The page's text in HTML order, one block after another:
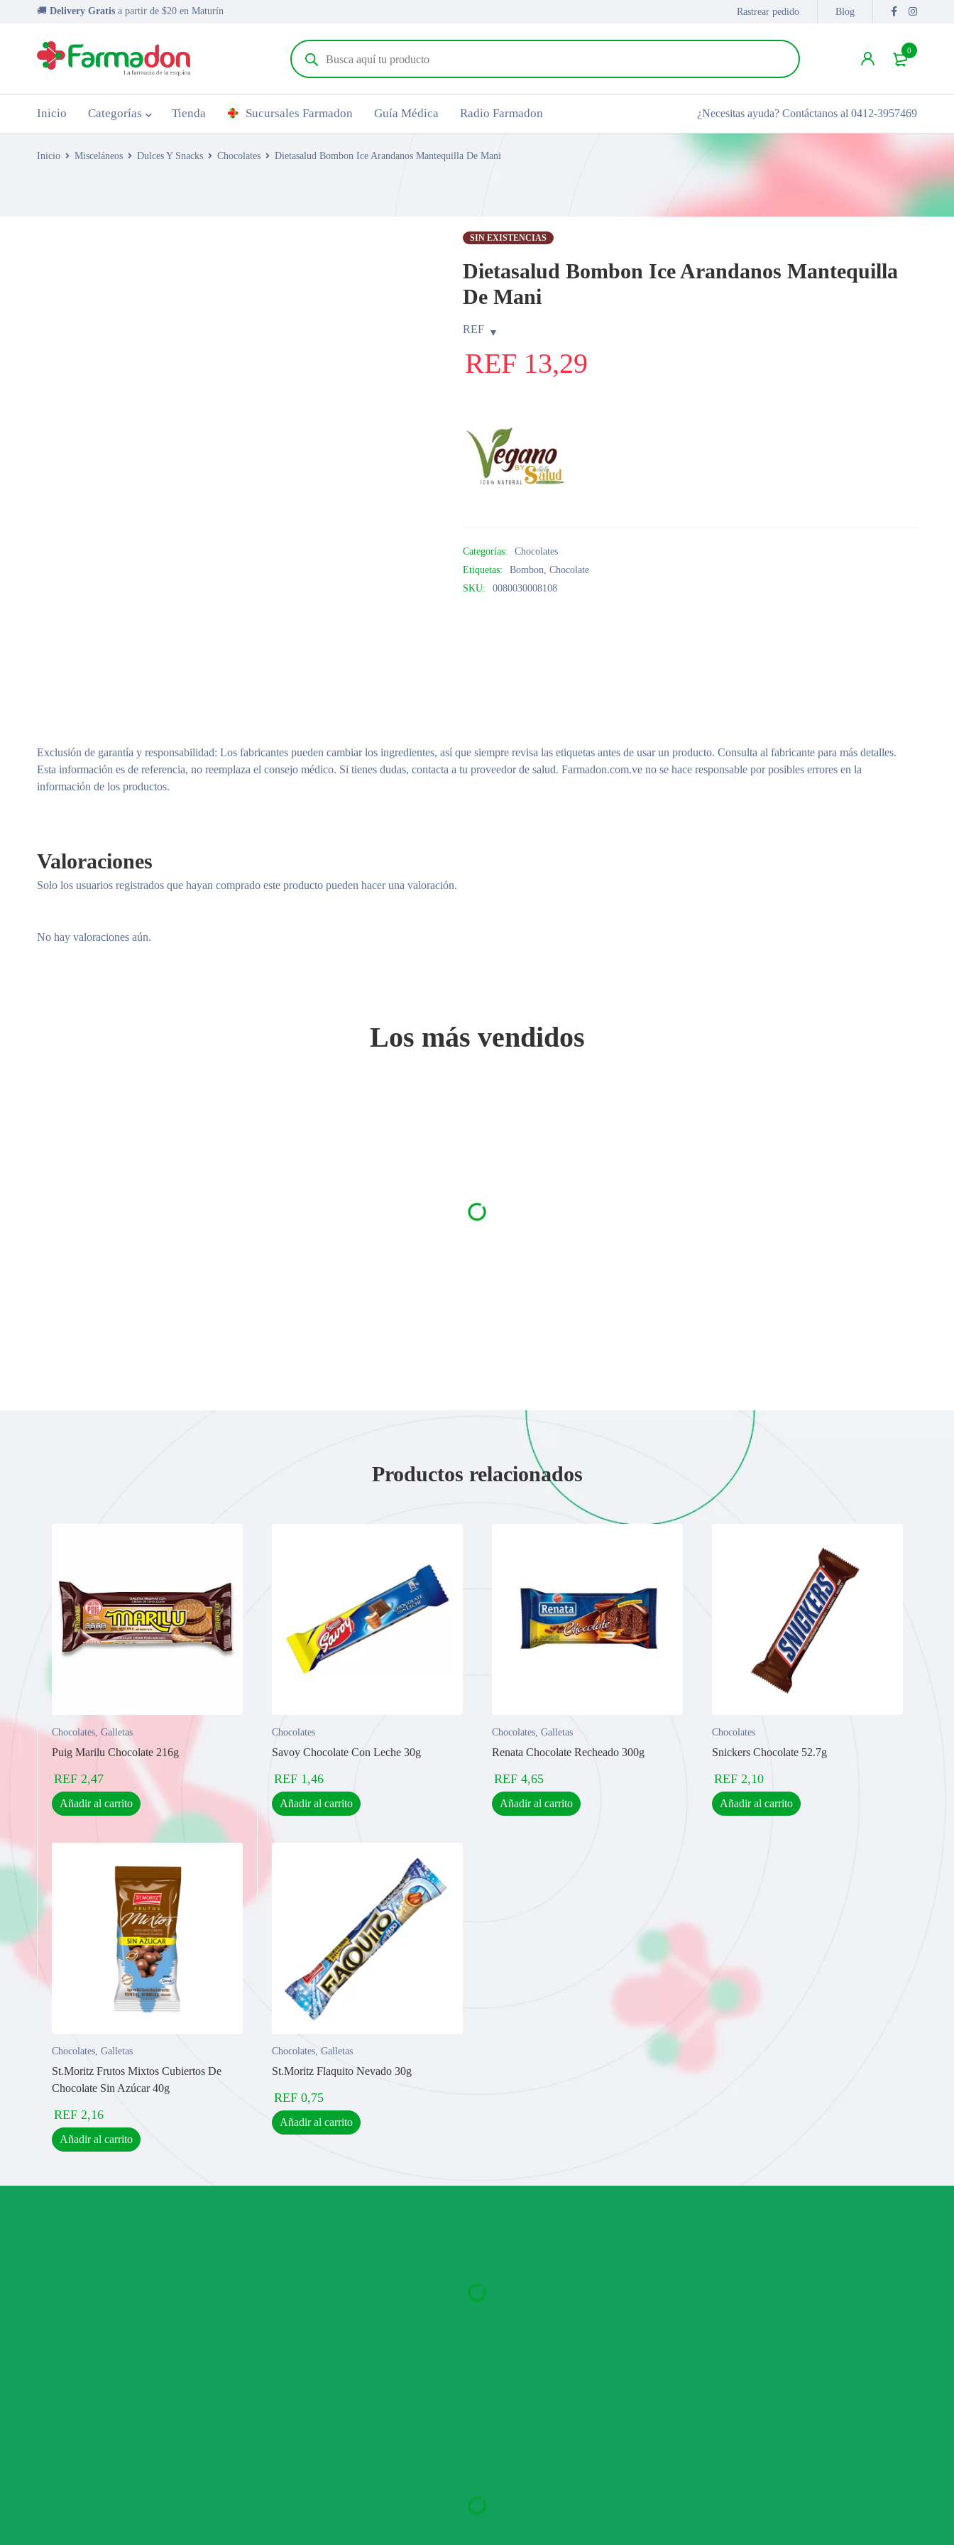
🚚 Delivery Gratis a partir de $20 en Maturín Rastrear pedido Blog
0
Inicio Categorías Tienda Sucursales Farmadon Guía Médica Radio Farmadon ¿Necesitas ayuda? Contáctanos al 0412-3957469
Inicio Misceláneos Dulces Y Snacks Chocolates Dietasalud Bombon Ice Arandanos Mantequilla De Mani
SIN EXISTENCIAS
Dietasalud Bombon Ice Arandanos Mantequilla
De Mani
REF
REF 13,29
Categorías:
Chocolates
Etiquetas:
Bombon,Chocolate
SKU:
0080030008108
Exclusión de garantía y responsabilidad: Los fabricantes pueden cambiar los ingredientes, así que siempre revisa las etiquetas antes de usar un producto. Consulta al fabricante para más detalles.
Esta información es de referencia, no reemplaza el consejo médico. Si tienes dudas, contacta a tu proveedor de salud. Farmadon.com.ve no se hace responsable por posibles errores en la
información de los productos.
Valoraciones
No hay valoraciones aún.
Solo los usuarios registrados que hayan comprado este producto pueden hacer una valoración.
Los más vendidos
Productos relacionados
Chocolates, Galletas
Puig Marilu Chocolate 216g
REF 2,47
Añadir al carrito
Chocolates
Savoy Chocolate Con Leche 30g
REF 1,46
Añadir al carrito
Chocolates, Galletas
Renata Chocolate Recheado 300g
REF 4,65
Añadir al carrito
Chocolates
Snickers Chocolate 52.7g
REF 2,10
Añadir al carrito
Chocolates, Galletas
St.Moritz Frutos Mixtos Cubiertos De
Chocolate Sin Azúcar 40g
REF 2,16
Añadir al carrito
Chocolates, Galletas
St.Moritz Flaquito Nevado 30g
REF 0,75
Añadir al carrito